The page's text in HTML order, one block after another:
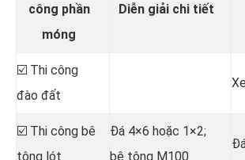
công phần
móng
Diễn giải chi tiết
☑️ Thi công
đào đất
☑️ Thi công bê
tông lót
Đá 4×6 hoặc 1×2;
bê tông M100